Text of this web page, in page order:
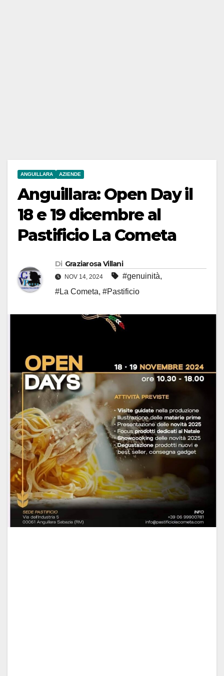
ANGUILLARA AZIENDE
Anguillara: Open Day il
18 e 19 dicembre al
Pastificio La Cometa
Di Graziarosa Villani
NOV 14, 2024 #genuinità,
#La Cometa, #Pastificio